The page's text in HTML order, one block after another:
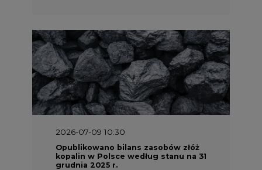
2026-07-09 10:30
Opublikowano bilans zasobów złóż
kopalin w Polsce według stanu na 31